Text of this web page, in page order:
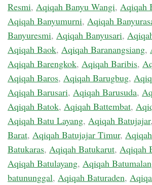
Resmi, Aqiqah Banyu Wangi, Aqiqah
Aqiqah Banyumurni, Aqiqah
Banyuresmi, Aqiqah Banyusari,
Aqiqah Baok, Aqiqah Baranangsiang,
Aqiqah Barengkok, Aqiqah Baribis,
Aqiqah Baros, Aqiqah Barugbug,
Aqiqah Barusari, Aqiqah Barusuda,
Aqiqah Batok, Aqiqah Battembat,
Aqiqah Batu Layang, Aqiqah Batujajar,
Barat, Aqiqah Batujajar Timur,
Batukaras, Aqiqah Batukarut, Aqiqah
Aqiqah Batulayang, Aqiqah
batununggal, Aqiqah Baturaden,